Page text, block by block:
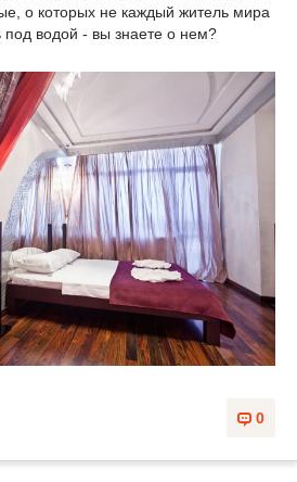
о которых не каждый житель мира
под водой - вы знаете о нем?
0